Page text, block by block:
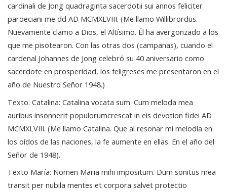
cardinali de Jong quadraginta sacerdotii sui annos feliciter
paroeciani me dd AD MCMXLVIII. (Me llamo Willibrordus.
Nuevamente clamo a Dios, el Altísimo. Él ha avergonzado a los
que me pisotearon. Con las otras dos (campanas), cuando el
cardenal Johannes de Jong celebró su 40 aniversario como
sacerdote en prosperidad, los feligreses me presentaron en el
año de Nuestro Señor 1948.)
Texto: Catalina: Catalina vocata sum. Cum meloda mea
auribus insonnerit populorumcrescat in eis devotion fidei AD
MCMXLVIII. (Me llamo Catalina. Que al resonar mi melodía en
los oídos de las naciones, la fe aumente en ellas. En el año del
Señor de 1948).
Texto María: Nomen Maria mihi impositum. Dum sonitus mea
transit per nubila mentes et corpora salvet protectio